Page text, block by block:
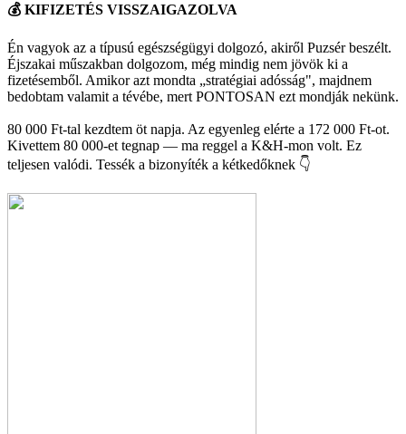
💰 KIFIZETÉS VISSZAIGAZOLVA
Én vagyok az a típusú egészségügyi dolgozó, akiről Puzsér beszélt.
Éjszakai műszakban dolgozom, még mindig nem jövök ki a
fizetésemből. Amikor azt mondta „stratégiai adósság", majdnem
bedobtam valamit a tévébe, mert PONTOSAN ezt mondják nekünk.
80 000 Ft-tal kezdtem öt napja. Az egyenleg elérte a 172 000 Ft-ot.
Kivettem 80 000-et tegnap — ma reggel a K&H-mon volt. Ez
teljesen valódi. Tessék a bizonyíték a kétkedőknek 👇